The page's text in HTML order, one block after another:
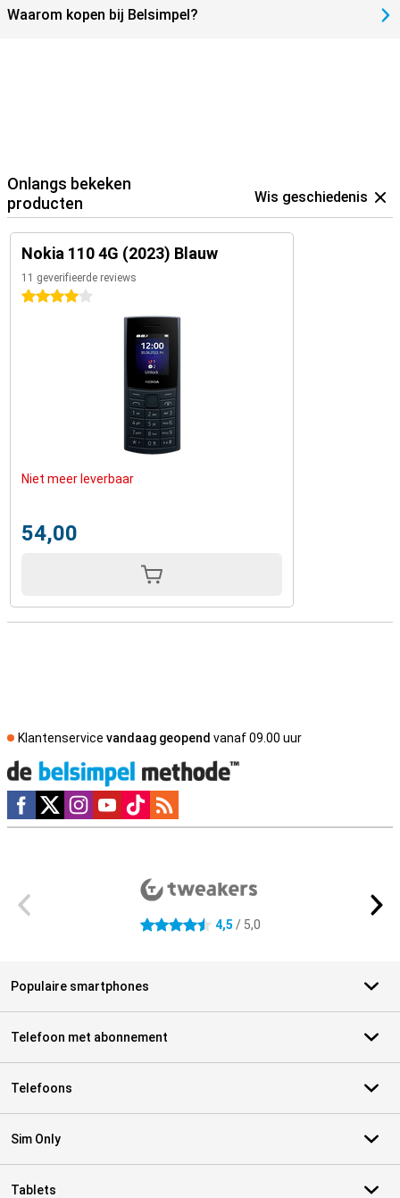
Waarom kopen bij Belsimpel?
Onlangs bekeken
producten
Wis geschiedenis
Nokia 110 4G (2023) Blauw
11 geverifieerde reviews
4 sterren
Niet meer leverbaar
54,00
Klantenservice vandaag geopend vanaf 09.00 uur
Social media
4.5 sterren 4,5 / 5,0
Populaire smartphones
Telefoon met abonnement
Telefoons
Sim Only
Tablets